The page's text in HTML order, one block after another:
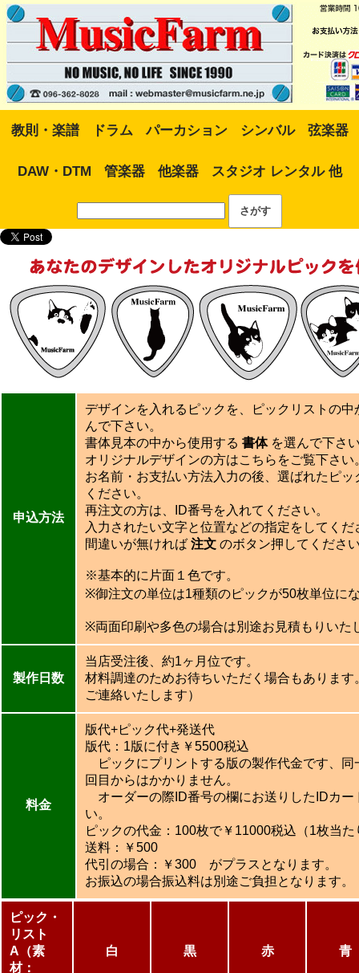
教則・楽譜 ドラム パーカション シンバル 弦楽器
DAW・DTM 管楽器 他楽器 スタジオ レンタル 他
申込方法
デザインを入れるピックを、ピックリストの
んで下さい。
書体見本の中から使用する 書体 を選んで下さ
オリジナルデザインの方はこちら をご覧下さい
お名前・お支払い方法入力の後、選ばれたピ
ください。
再注文の方は、ID番号を入れてください。
入力されたい文字と位置などの指定をしてくだ
間違いが無ければ 注文 のボタン押してくださ
※基本的に片面１色です。
※御注文の単位は1種類のピックが50枚単位に
※両面印刷や多色の場合は別途お見積もりいた
製作日数
当店受注後、約1ヶ月位です。
材料調達のためお待ちいただく場合もありま
ご連絡いたします）
料金
版代+ピック代+発送代
版代：1版に付き￥5500税込
ピックにプリントする版の製作代金です、同
回目からはかかりません。
オーダーの際ID番号の欄にお送りしたIDカー
い。
ピックの代金：100枚で￥11000税込（1枚当
送料：￥500
代引の場合：￥300 がプラスとなります。
お振込の場合振込料は別途ご負担となります。
ピック・
リスト
A（素
材：
白 黒 赤 青